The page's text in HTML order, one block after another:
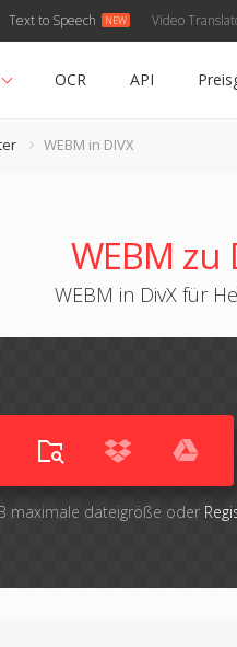
Text to Speech Video
OCR API
WEBM in DIVX
WEBM zu
WEBM in DivX für
maximale dateigröße oder